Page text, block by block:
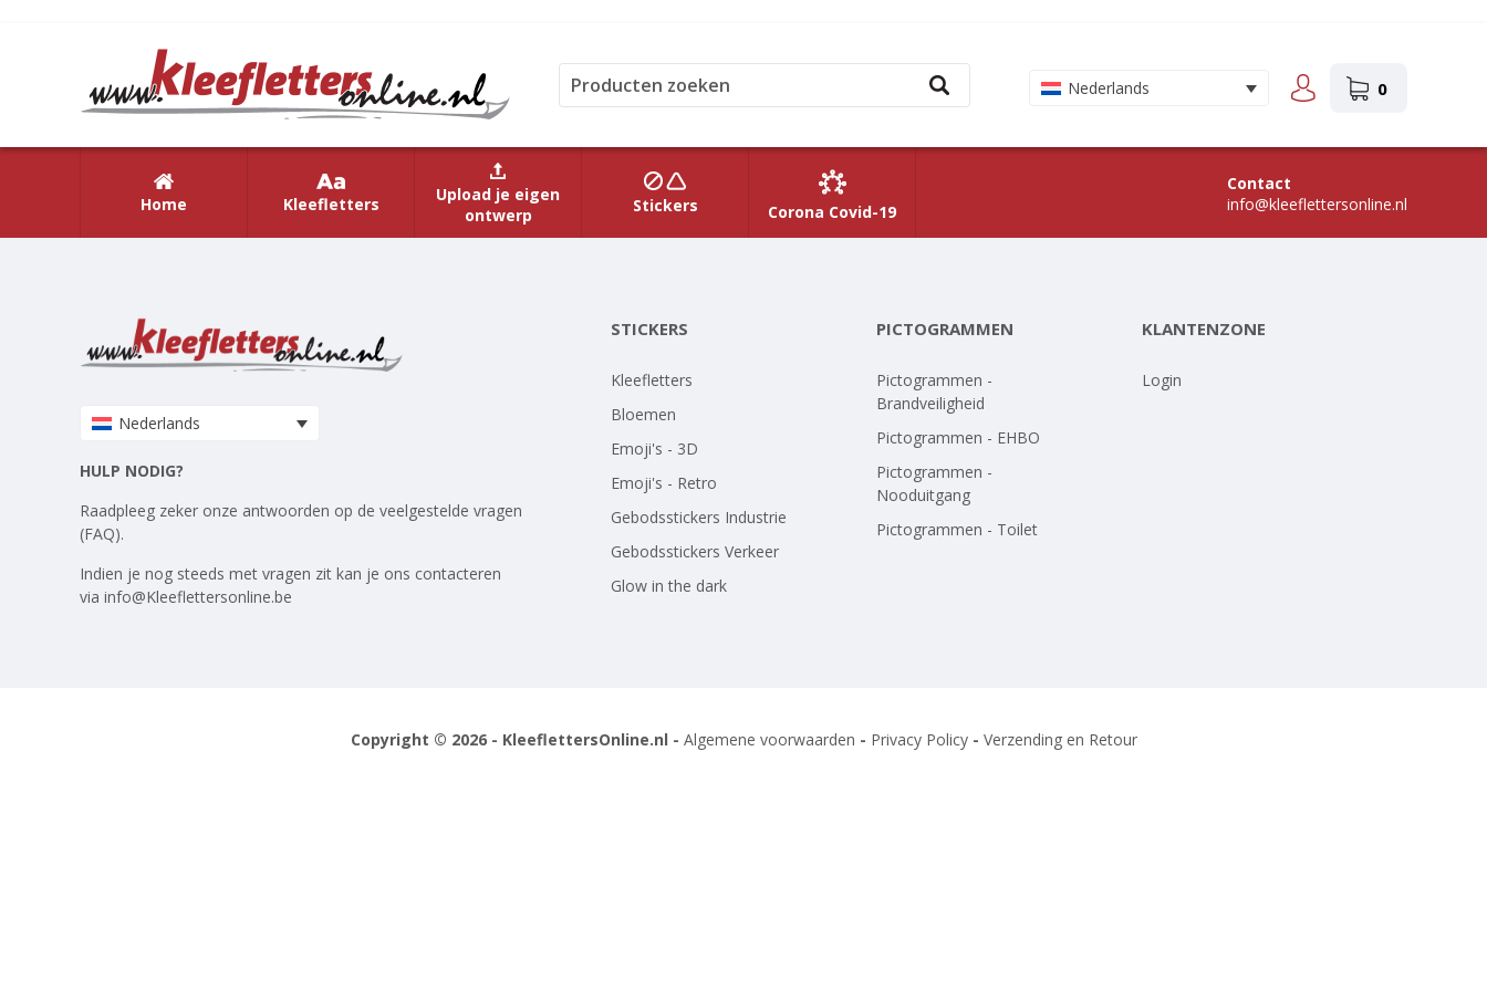
Nederlands 0
Home Kleefletters
Upload je eigen
ontwerp
Stickers Corona Covid-19
Contact
info@kleeflettersonline.nl
Nederlands
HULP NODIG?
Raadpleeg zeker onze antwoorden op de veelgestelde vragen
(FAQ).
Indien je nog steeds met vragen zit kan je ons contacteren
via info@Kleeflettersonline.be
STICKERS
Kleefletters
Bloemen
Emoji's - 3D
Emoji's - Retro
Gebodsstickers Industrie
Gebodsstickers Verkeer
Glow in the dark
PICTOGRAMMEN
Pictogrammen -
Brandveiligheid
Pictogrammen - EHBO
Pictogrammen -
Nooduitgang
Pictogrammen - Toilet
KLANTENZONE
Login
Copyright © 2026 - KleeflettersOnline.nl - Algemene voorwaarden - Privacy Policy- Verzending en Retour